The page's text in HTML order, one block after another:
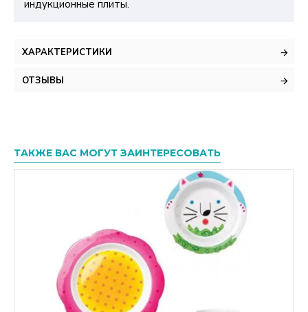
индукционные плиты.
ХАРАКТЕРИСТИКИ
ОТЗЫВЫ
ТАКЖЕ ВАС МОГУТ ЗАИНТЕРЕСОВАТЬ